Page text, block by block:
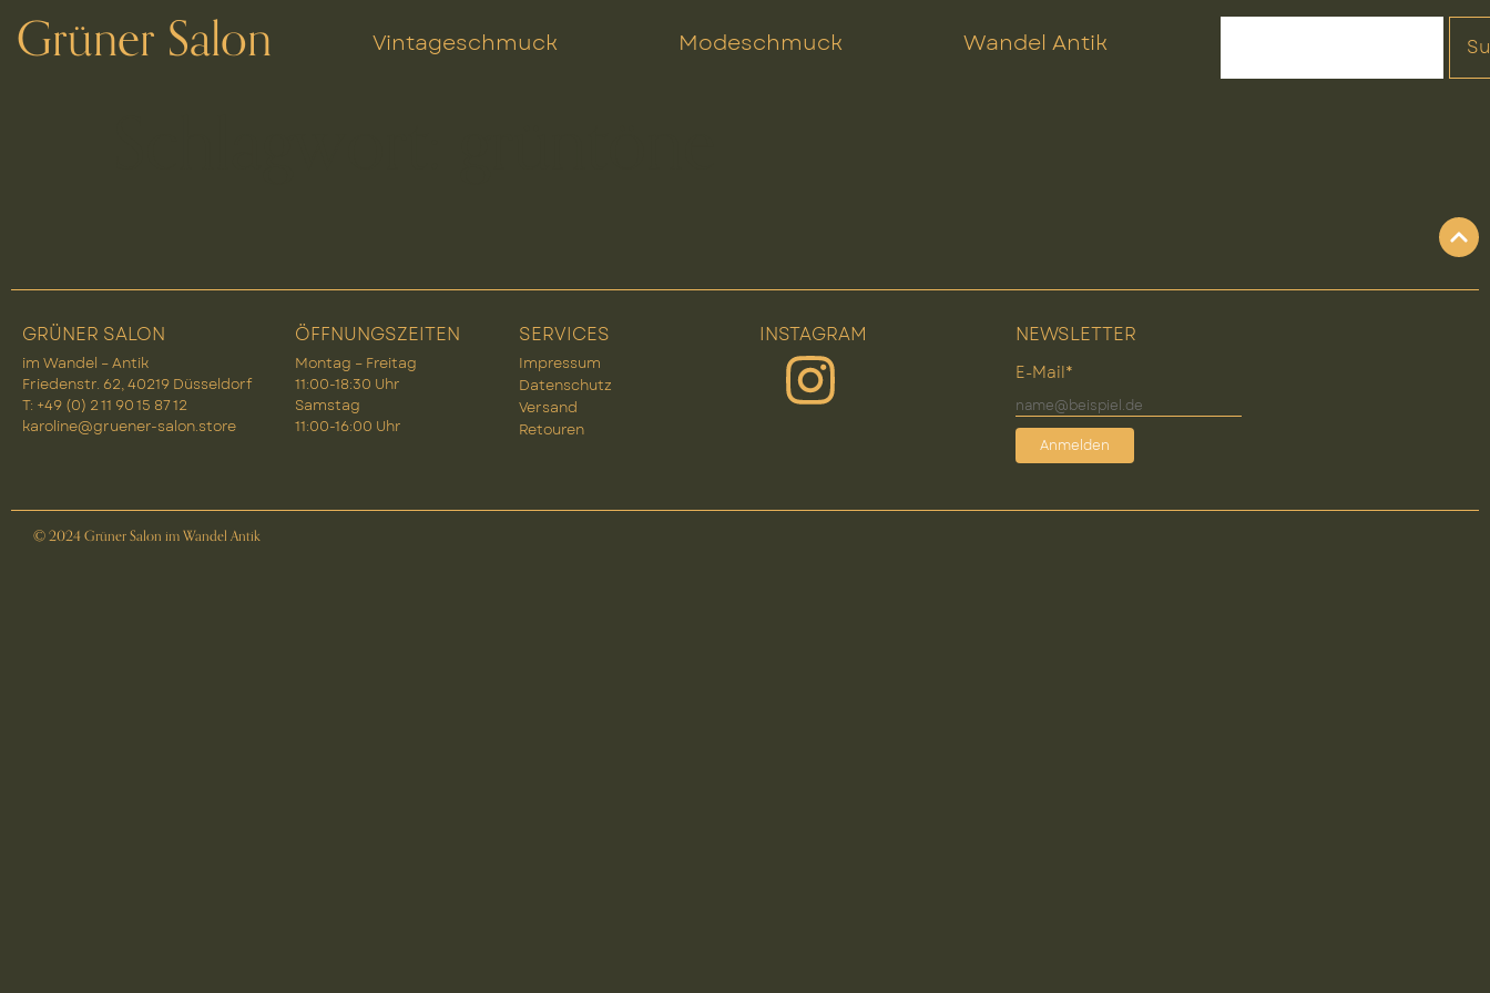
Grüner Salon Vintageschmuck Modeschmuck Wandel Antik
GRÜNER SALON
im Wandel – Antik
Friedenstr. 62, 40219 Düsseldorf
T: +49 (0) 2 11 90 15 87 12
karoline@gruener-salon.store
ÖFFNUNGSZEITEN
Montag – Freitag
11:00-18:30 Uhr
Samstag
11:00-16:00 Uhr
SERVICES
Impressum
Datenschutz
Versand
Retouren
INSTAGRAM NEWSLETTER
E-Mail*
Anmelden
© 2024 Grüner Salon im Wandel Antik